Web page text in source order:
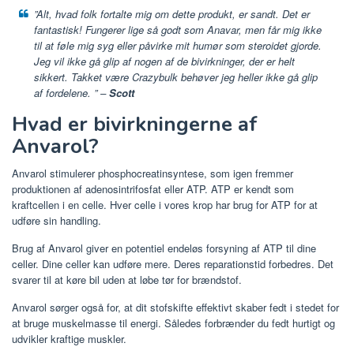
”Alt, hvad folk fortalte mig om dette produkt, er sandt. Det er
fantastisk! Fungerer lige så godt som Anavar, men får mig ikke
til at føle mig syg eller påvirke mit humør som steroidet gjorde.
Jeg vil ikke gå glip af nogen af ​​de bivirkninger, der er helt
sikkert. Takket være Crazybulk behøver jeg heller ikke gå glip
af fordelene. ” –Scott
Hvad er bivirkningerne af
Anvarol?
Anvarol stimulerer phosphocreatinsyntese, som igen fremmer
produktionen af ​​adenosintrifosfat eller ATP. ATP er kendt som
kraftcellen i en celle. Hver celle i vores krop har brug for ATP for at
udføre sin handling.
Brug af Anvarol giver en potentiel endeløs forsyning af ATP til dine
celler. Dine celler kan udføre mere. Deres reparationstid forbedres. Det
svarer til at køre bil uden at løbe tør for brændstof.
Anvarol sørger også for, at dit stofskifte effektivt skaber fedt i stedet for
at bruge muskelmasse til energi. Således forbrænder du fedt hurtigt og
udvikler kraftige muskler.